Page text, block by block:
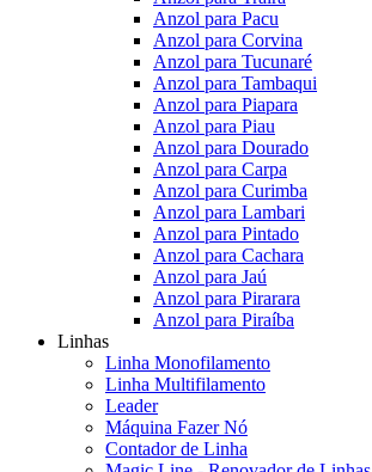
Anzol para Pacu
Anzol para Corvina
Anzol para Tucunaré
Anzol para Tambaqui
Anzol para Piapara
Anzol para Piau
Anzol para Dourado
Anzol para Carpa
Anzol para Curimba
Anzol para Lambari
Anzol para Pintado
Anzol para Cachara
Anzol para Jaú
Anzol para Pirarara
Anzol para Piraíba
Linhas
Linha Monofilamento
Linha Multifilamento
Leader
Máquina Fazer Nó
Contador de Linha